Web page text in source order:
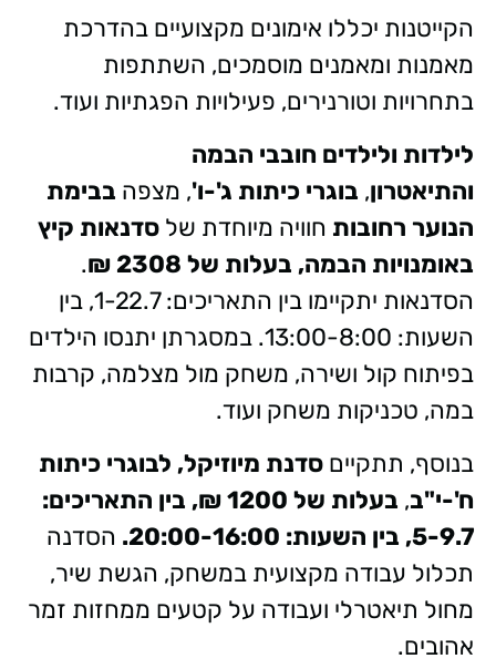
הקייטנות יכללו אימונים מקצועיים בהדרכת
מאמנות ומאמנים מוסמכים, השתתפות
בתחרויות וטורנירים, פעילויות הפגתיות ועוד.
לילדות ולילדים חובבי הבמה
והתיאטרון, בוגרי כיתות ג'-ו', מצפה בבימת
הנוער רחובות חוויה מיוחדת של סדנאות קיץ
באומנויות הבמה, בעלות של 2308 ₪
.
הסדנאות יתקיימו בין התאריכים: 1-22.7, בין
השעות: 13:00-8:00. במסגרתן יתנסו הילדים
בפיתוח קול ושירה, משחק מול מצלמה, קרבות
במה, טכניקות משחק ועוד.
בנוסף, תתקיים סדנת מיוזיקל, לבוגרי כיתות
ח'-י"ב,
בעלות של 1200 ₪, בין התאריכים:
5-9.7, בין השעות: 20:00-16:00.
הסדנה
תכלול עבודה מקצועית במשחק, הגשת שיר,
מחול תיאטרלי ועבודה על קטעים ממחזות זמר
אהובים.